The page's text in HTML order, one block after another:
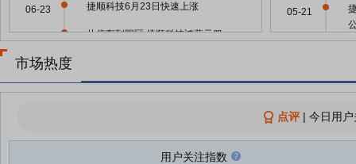
捷顺科技6月23日快速上涨
06-23
从停车到园区 捷顺科技鸿蒙元服
捷顺科技：2025年年度权益分派
05-21
05-14
市场热度
点评| 今日用
用户关注指数